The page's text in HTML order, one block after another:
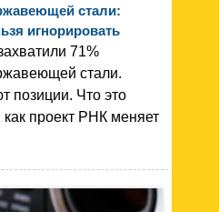
стали:
игнорировать
71%
стали.
позиции. Что это
как проект РНК меняет